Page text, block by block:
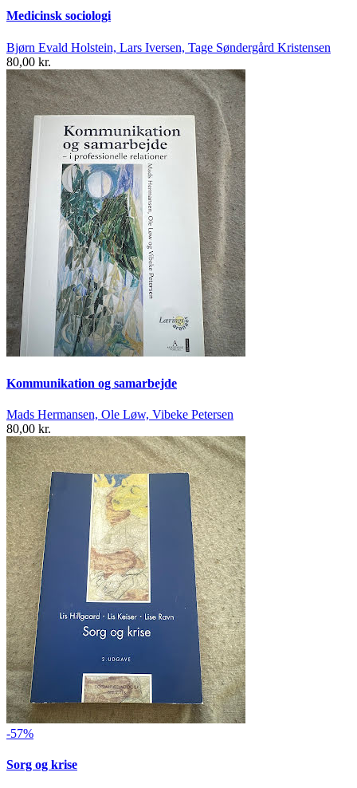
Medicinsk sociologi
Bjørn Evald Holstein, Lars Iversen, Tage Søndergård Kristensen
80,00 kr.
Kommunikation og samarbejde
Mads Hermansen, Ole Løw, Vibeke Petersen
80,00 kr.
-57%
Sorg og krise